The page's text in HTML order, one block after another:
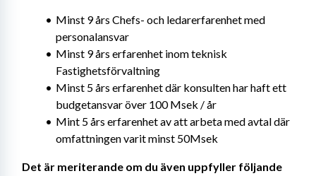
Minst 9 års Chefs- och ledarerfarenhet med
personalansvar
Minst 9 års erfarenhet inom teknisk
Fastighetsförvaltning
Minst 5 års erfarenhet där konsulten har haft ett
budgetansvar över 100 Msek / år
Mint 5 års erfarenhet av att arbeta med avtal där
omfattningen varit minst 50Msek
Det är meriterande om du även uppfyller följande